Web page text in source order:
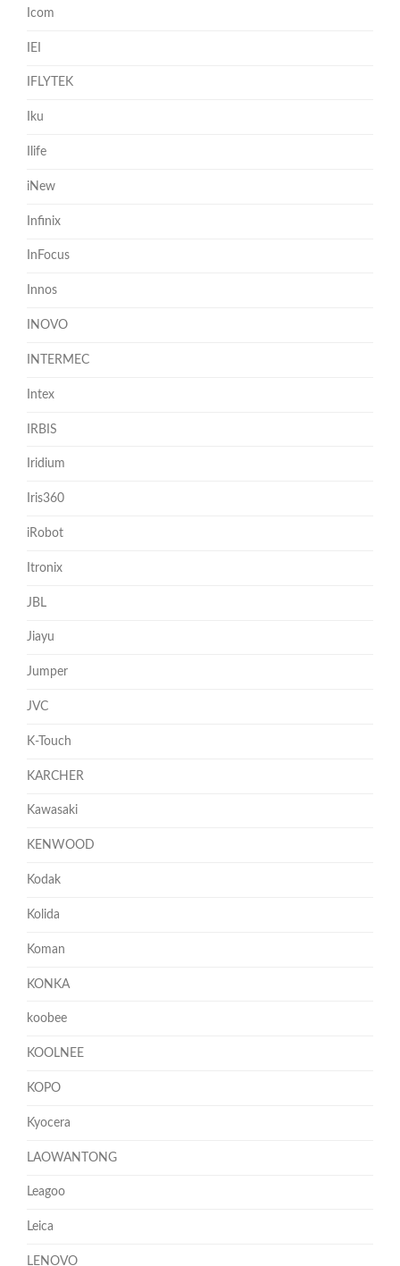
Icom
IEI
IFLYTEK
Iku
Ilife
iNew
Infinix
InFocus
Innos
INOVO
INTERMEC
Intex
IRBIS
Iridium
Iris360
iRobot
Itronix
JBL
Jiayu
Jumper
JVC
K-Touch
KARCHER
Kawasaki
KENWOOD
Kodak
Kolida
Koman
KONKA
koobee
KOOLNEE
KOPO
Kyocera
LAOWANTONG
Leagoo
Leica
LENOVO